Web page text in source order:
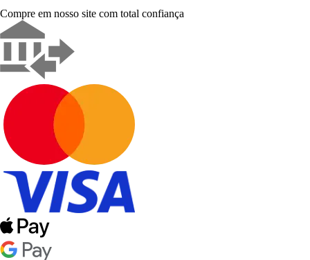
Compre em nosso site com total confiança